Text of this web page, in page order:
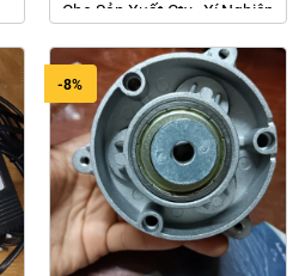
Cho Sản Xuất Cty , Xí Nghiệp
-8%